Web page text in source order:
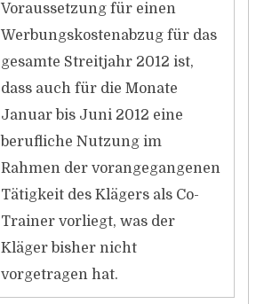
Voraussetzung für einen
Werbungskostenabzug für das
gesamte Streitjahr 2012 ist,
dass auch für die Monate
Januar bis Juni 2012 eine
berufliche Nutzung im
Rahmen der vorangegangenen
Tätigkeit des Klägers als Co-
Trainer vorliegt, was der
Kläger bisher nicht
vorgetragen hat.